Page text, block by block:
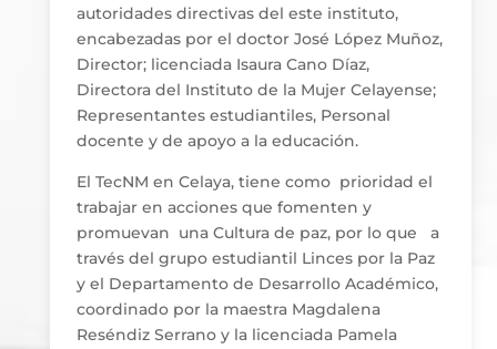
autoridades directivas del este instituto,
encabezadas por el doctor José López Muñoz,
Director; licenciada Isaura Cano Díaz,
Directora del Instituto de la Mujer Celayense;
Representantes estudiantiles, Personal
docente y de apoyo a la educación.
El TecNM en Celaya, tiene como prioridad el
trabajar en acciones que fomenten y
promuevan una Cultura de paz, por lo que a
través del grupo estudiantil Linces por la Paz
y el Departamento de Desarrollo Académico,
coordinado por la maestra Magdalena
Reséndiz Serrano y la licenciada Pamela